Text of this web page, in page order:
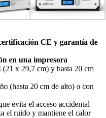
CE y garantía de
en una impresora
x 29,7 cm) y hasta 20 cm
(hasta 20 cm de alto) o con
evita el acceso accidental
el ruido y mantiene el calor